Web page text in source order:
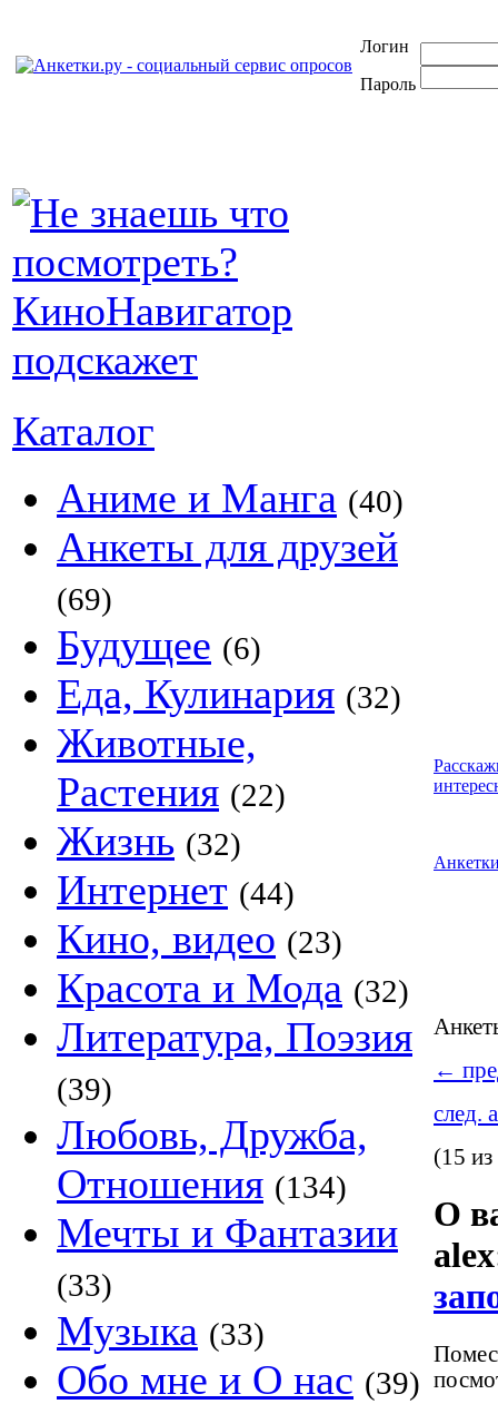
Логин
Пароль
Каталог
Аниме и Манга (40)
Анкеты для друзей
(69)
Будущее (6)
Еда, Кулинария (32)
Животные,
Растения (22)
Жизнь (32)
Интернет (44)
Кино, видео (23)
Красота и Мода (32)
Литература, Поэзия
(39)
Любовь, Дружба,
Отношения (134)
Мечты и Фантазии
(33)
Музыка (33)
Обо мне и О нас (39)
←
след.
(15
О